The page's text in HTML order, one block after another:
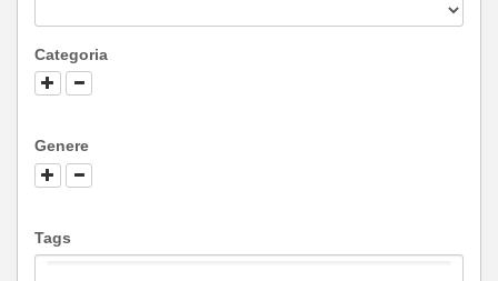
Categoria
Genere
Tags